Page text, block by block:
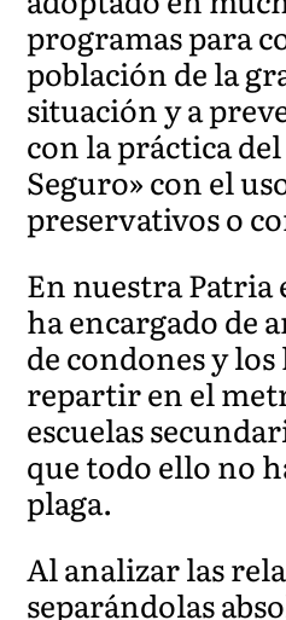
programas para
población de la
situación y a
con la práctica
Seguro» con el
preservativos o
En nuestra Patria
ha encargado de
de condones y
repartir en el
escuelas
que todo ello no
plaga.
Al analizar las
separándolas